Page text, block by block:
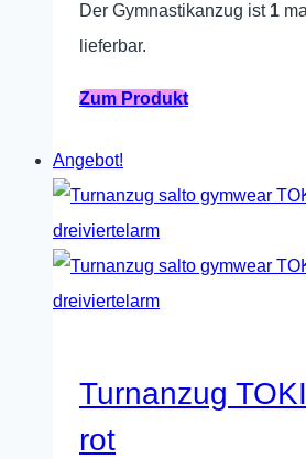
Der Gymnastikanzug ist 1
lieferbar.
Zum ProduktDieses
mehrere
auf.
können
auf
Angebot!
Turnanzug
rot